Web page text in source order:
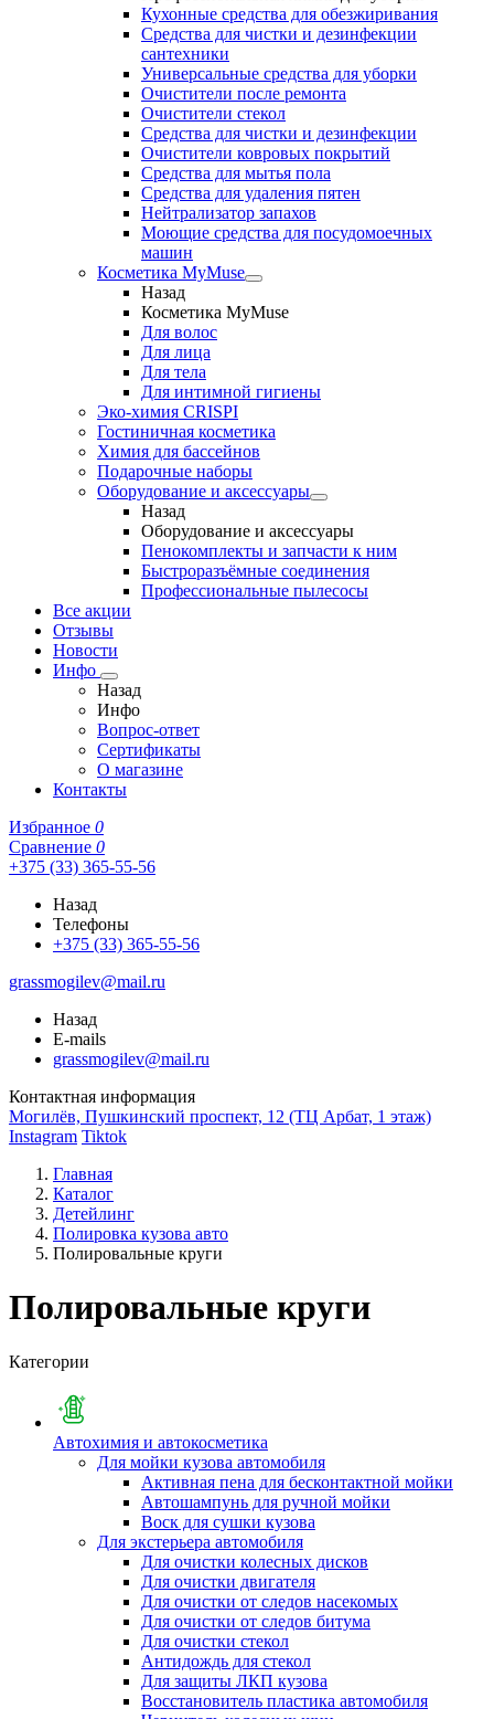
Кухонные средства для обезжиривания
Средства для чистки и дезинфекции
сантехники
Универсальные средства для уборки
Очистители после ремонта
Очистители стекол
Средства для чистки и дезинфекции
Очистители ковровых покрытий
Средства для мытья пола
Средства для удаления пятен
Нейтрализатор запахов
Моющие средства для посудомоечных
машин
Косметика MyMuse
Назад
Косметика MyMuse
Для волос
Для лица
Для тела
Для интимной гигиены
Эко-химия CRISPI
Гостиничная косметика
Химия для бассейнов
Подарочные наборы
Оборудование и аксессуары
Назад
Оборудование и аксессуары
Пенокомплекты и запчасти к ним
Быстроразъёмные соединения
Профессиональные пылесосы
Все акции
Отзывы
Новости
Инфо
Назад
Инфо
Вопрос-ответ
Сертификаты
О магазине
Контакты
Избранное 0
Сравнение 0
+375 (33) 365-55-56
Назад
Телефоны
+375 (33) 365-55-56
grassmogilev@mail.ru
Назад
E-mails
grassmogilev@mail.ru
Контактная информация
Могилёв, Пушкинский проспект, 12 (ТЦ Арбат, 1 этаж)
Instagram Tiktok
Главная
Каталог
Детейлинг
Полировка кузова авто
Полировальные круги
Полировальные круги
Категории
Автохимия и автокосметика
Для мойки кузова автомобиля
Активная пена для бесконтактной мойки
Автошампунь для ручной мойки
Воск для сушки кузова
Для экстерьера автомобиля
Для очистки колесных дисков
Для очистки двигателя
Для очистки от следов насекомых
Для очистки от следов битума
Для очистки стекол
Антидождь для стекол
Для защиты ЛКП кузова
Восстановитель пластика автомобиля